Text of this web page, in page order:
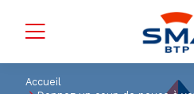
Accueil